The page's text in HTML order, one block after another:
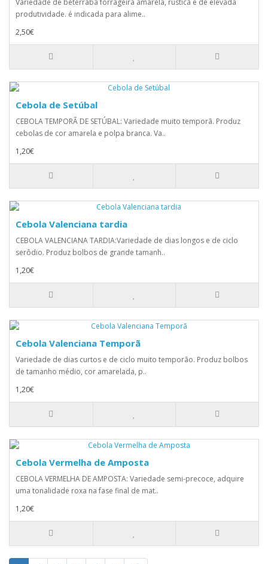
Variedade de beterraba forrageira amarela, rústica e de elevada
produtividade. é indicada para alime..
2,50€
Cebola de Setúbal
CEBOLA TEMPORÃ DE SETÚBAL: Variedade muito temporã. Produz
cebolas de cor amarela e polpa branca. Va..
1,20€
Cebola Valenciana tardia
CEBOLA VALENCIANA TARDIA:Variedade de dias longos e de ciclo
serôdio. Produz bolbos de grande tamanh..
1,20€
Cebola Valenciana Temporã
Variedade de dias curtos e de ciclo muito temporão. Produz bolbos
de tamanho médio, cor amarelada, p..
1,20€
Cebola Vermelha de Amposta
CEBOLA VERMELHA DE AMPOSTA: Variedade semi-precoce, adquire
uma tonalidade roxa na fase final de mat..
1,20€